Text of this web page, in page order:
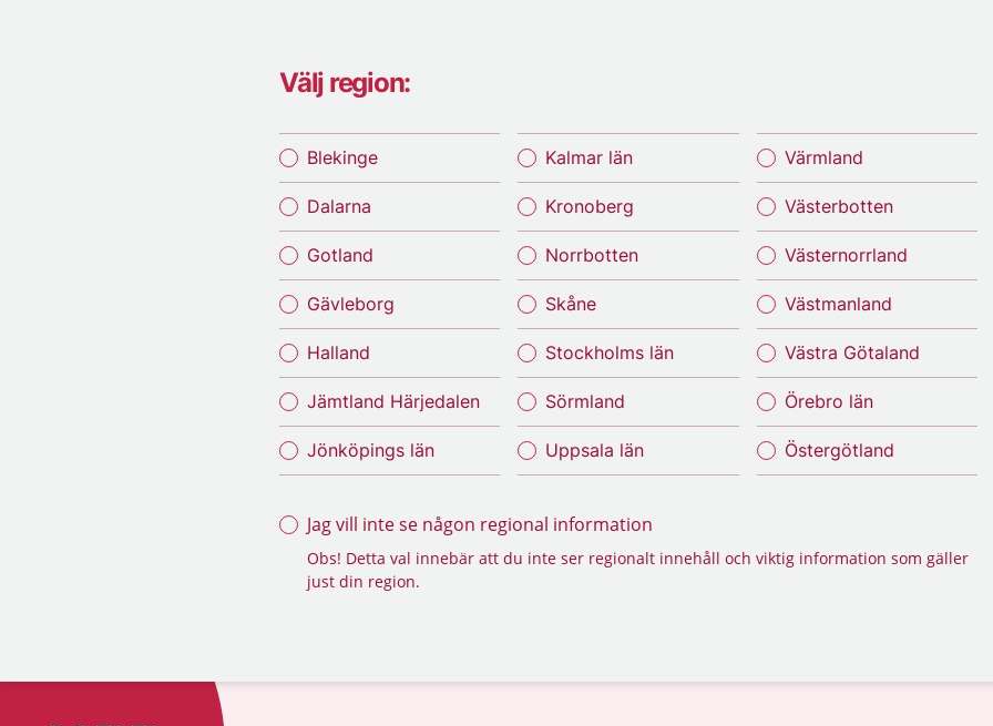
Välj region:
Blekinge
Dalarna
Gotland
Gävleborg
Halland
Jämtland Härjedalen
Jönköpings län
Kalmar län
Kronoberg
Norrbotten
Skåne
Stockholms län
Sörmland
Uppsala län
Värmland
Västerbotten
Västernorrland
Västmanland
Västra Götaland
Örebro län
Östergötland
Jag vill inte se någon regional information
Obs! Detta val innebär att du inte ser regionalt innehåll och viktig information som gäller
just din region.